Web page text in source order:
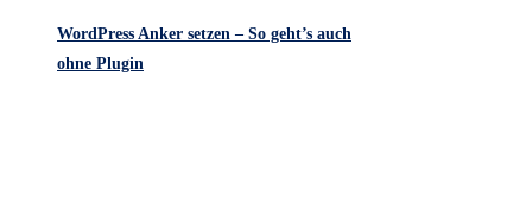
WordPress Anker setzen – So geht’s auch
ohne Plugin